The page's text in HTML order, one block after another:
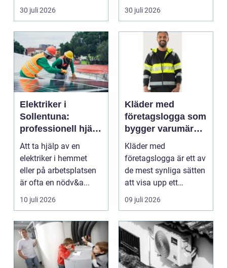
riskutbild...
30 juli 2026
veterinärmedicin. När
blod...
30 juli 2026
Elektriker i
Sollentuna:
professionell hjälp
när du behöver det
Att ta hjälp av en
elektriker i hemmet
eller på arbetsplatsen
är ofta en nödv&a...
10 juli 2026
Kläder med
företagslogga som
bygger varumärke
i vardagen
Kläder med
företagslogga är ett av
de mest synliga sätten
att visa upp ett
varum...
09 juli 2026